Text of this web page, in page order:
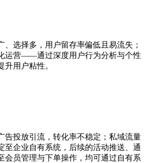
、选择多，用户留存率偏低且易流失；
运营——通过深度用户行为分析与个性
升用户粘性。
告投放引流，转化率不稳定；私域流量
至企业自有系统，后续的活动推送、通
会员管理与下单操作，均可通过自有系